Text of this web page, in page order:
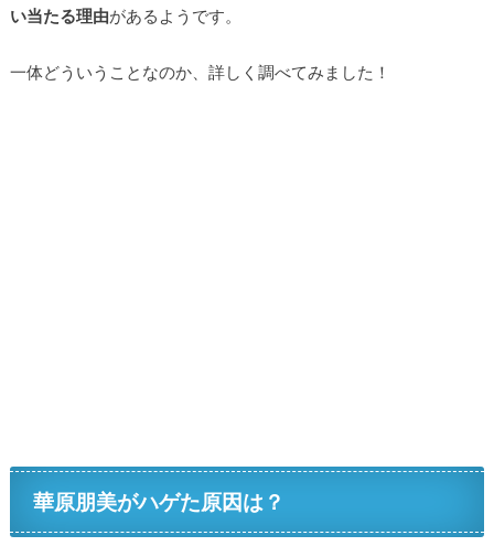
い当たる理由があるようです。
一体どういうことなのか、詳しく調べてみました！
華原朋美がハゲた原因は？